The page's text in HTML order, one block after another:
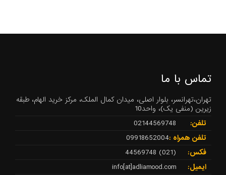
تماس با ما
تهران،تهرانسر، بلوار اصلی، میدان کمال الملک، مرکز خرید الهام، طبقه
زیرین (منفی یک)، واحد10
تلفن:
02144569748
تلفن همراه :09918652004
فکس:
(021) 44569748
ایمیل:
info[at]adliamood.com